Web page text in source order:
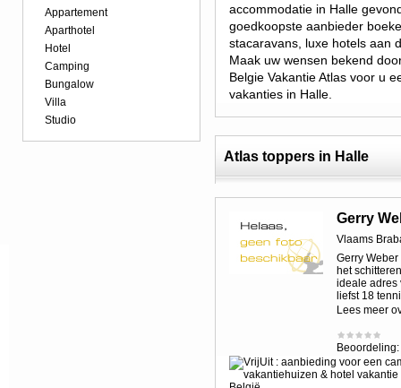
Appartement
Aparthotel
Hotel
Camping
Bungalow
Villa
Studio
accommodatie in Halle
goedkoopste aanbieder
stacaravans, luxe hotels aan
Maak uw wensen bekend
Belgie Vakantie Atlas voor u
vakanties in Halle.
Atlas toppers in Halle
Gerry
Vlaams
Gerry
het
ideale adres
liefst 18
Lees meer
Beoordeling: